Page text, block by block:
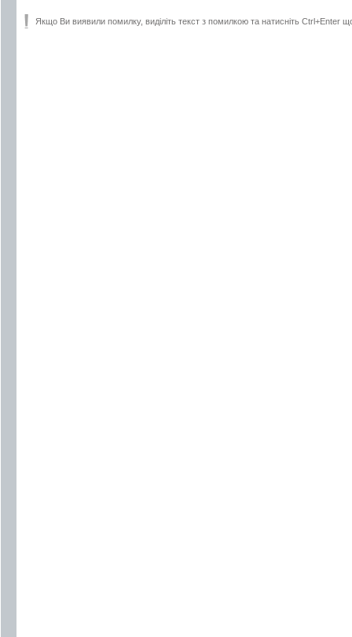
Якщо Ви виявили помилку, виділіть текст з помилкою та натисніть Ctrl+Enter